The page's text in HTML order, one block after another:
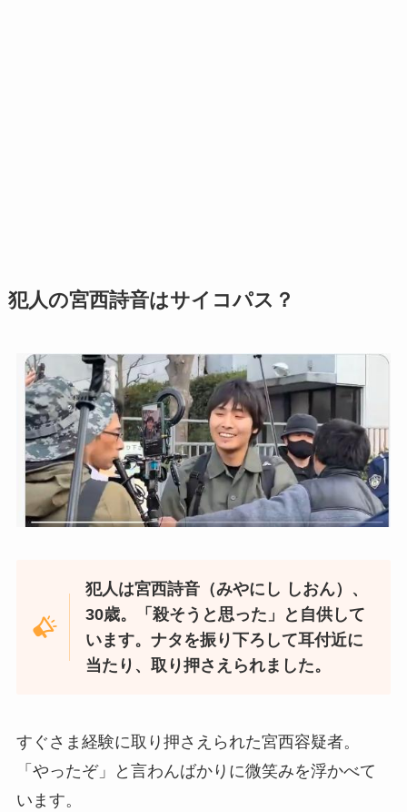
犯人の宮西詩音はサイコパス？
犯人は宮西詩音（みやにし しおん）、
30歳。「殺そうと思った」と自供して
います。ナタを振り下ろして耳付近に
当たり、取り押さえられました。
すぐさま経験に取り押さえられた宮西容疑者。
「やったぞ」と言わんばかりに微笑みを浮かべて
います。